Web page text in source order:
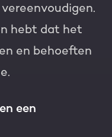
hebt dat het
en behoeften
een